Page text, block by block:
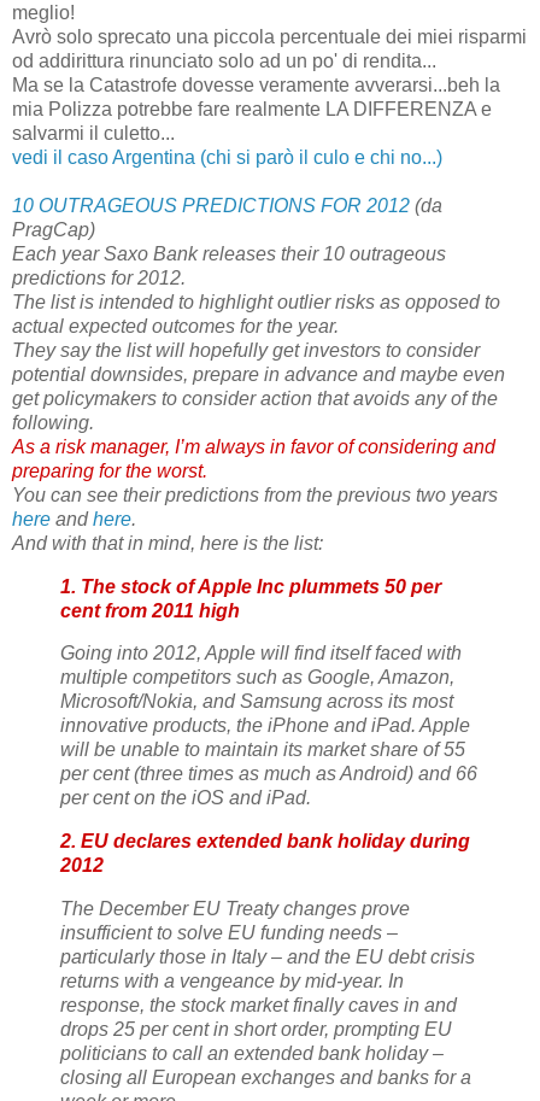
meglio!
Avrò solo sprecato una piccola percentuale dei miei risparmi
od addirittura rinunciato solo ad un po' di rendita...
Ma se la Catastrofe dovesse veramente avverarsi...beh la
mia Polizza potrebbe fare realmente LA DIFFERENZA e
salvarmi il culetto...
vedi il caso Argentina (chi si parò il culo e chi no...)
10 OUTRAGEOUS PREDICTIONS FOR 2012 (da
PragCap)
Each year Saxo Bank releases their 10 outrageous
predictions for 2012.
The list is intended to highlight outlier risks as opposed to
actual expected outcomes for the year.
They say the list will hopefully get investors to consider
potential downsides, prepare in advance and maybe even
get policymakers to consider action that avoids any of the
following.
As a risk manager, I’m always in favor of considering and
preparing for the worst.
You can see their predictions from the previous two years
here andhere.
And with that in mind, here is the list:
1. The stock of Apple Inc plummets 50 per
cent from 2011 high
Going into 2012, Apple will find itself faced with
multiple competitors such as Google, Amazon,
Microsoft/Nokia, and Samsung across its most
innovative products, the iPhone and iPad. Apple
will be unable to maintain its market share of 55
per cent (three times as much as Android) and 66
per cent on the iOS and iPad.
2. EU declares extended bank holiday during
2012
The December EU Treaty changes prove
insufficient to solve EU funding needs –
particularly those in Italy – and the EU debt crisis
returns with a vengeance by mid-year. In
response, the stock market finally caves in and
drops 25 per cent in short order, prompting EU
politicians to call an extended bank holiday –
closing all European exchanges and banks for a